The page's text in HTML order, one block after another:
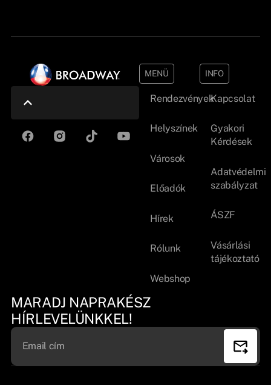
MENÜ
Rendezvények
Helyszínek
Városok
Előadók
Hírek
Rólunk
Webshop
INFO
Kapcsolat
Gyakori
Kérdések
Adatvédelmi
szabályzat
ÁSZF
Vásárlási
tájékoztató
MARADJ NAPRAKÉSZ
HÍRLEVELÜNKKEL!